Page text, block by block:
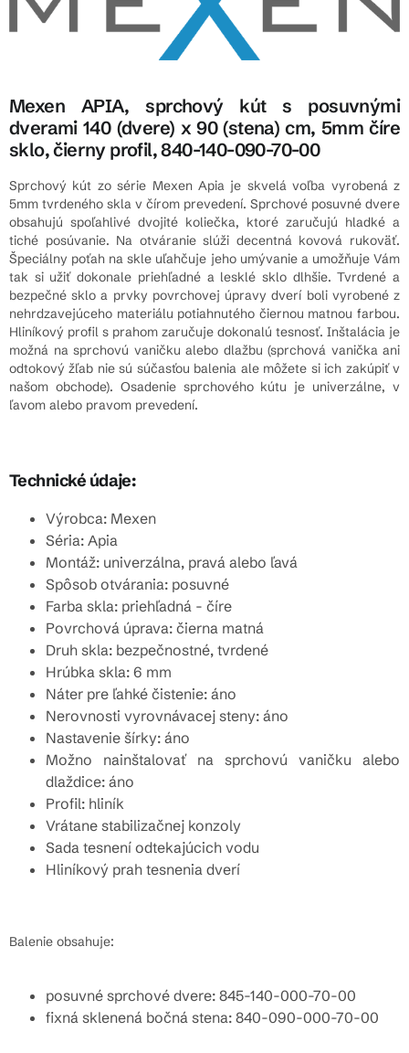
Mexen APIA, sprchový kút s posuvnými
dverami 140 (dvere) x 90 (stena) cm, 5mm číre
sklo, čierny profil, 840-140-090-70-00
Sprchový kút zo série Mexen Apia je skvelá voľba vyrobená z
5mm tvrdeného skla v čírom prevedení. Sprchové posuvné dvere
obsahujú spoľahlivé dvojité koliečka, ktoré zaručujú hladké a
tiché posúvanie. Na otváranie slúži decentná kovová rukoväť.
Špeciálny poťah na skle uľahčuje jeho umývanie a umožňuje Vám
tak si užiť dokonale priehľadné a lesklé sklo dlhšie. Tvrdené a
bezpečné sklo a prvky povrchovej úpravy dverí boli vyrobené z
nehrdzavejúceho materiálu potiahnutého čiernou matnou farbou.
Hliníkový profil s prahom zaručuje dokonalú tesnosť. Inštalácia je
možná na sprchovú vaničku alebo dlažbu (sprchová vanička ani
odtokový žľab nie sú súčasťou balenia ale môžete si ich zakúpiť v
našom obchode). Osadenie sprchového kútu je univerzálne, v
ľavom alebo pravom prevedení.
Technické údaje:
Výrobca: Mexen
Séria: Apia
Montáž: univerzálna, pravá alebo ľavá
Spôsob otvárania: posuvné
Farba skla: priehľadná - číre
Povrchová úprava: čierna matná
Druh skla: bezpečnostné, tvrdené
Hrúbka skla: 6 mm
Náter pre ľahké čistenie: áno
Nerovnosti vyrovnávacej steny: áno
Nastavenie šírky: áno
Možno nainštalovať na sprchovú vaničku alebo
dlaždice: áno
Profil: hliník
Vrátane stabilizačnej konzoly
Sada tesnení odtekajúcich vodu
Hliníkový prah tesnenia dverí
Balenie obsahuje:
posuvné sprchové dvere: 845-140-000-70-00
fixná sklenená bočná stena: 840-090-000-70-00